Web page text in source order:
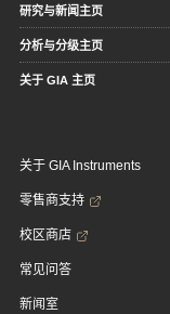
研究与新闻主页
分析与分级主页
关于 GIA 主页
关于 GIA Instruments
零售商支持
校区商店
常见问答
新闻室